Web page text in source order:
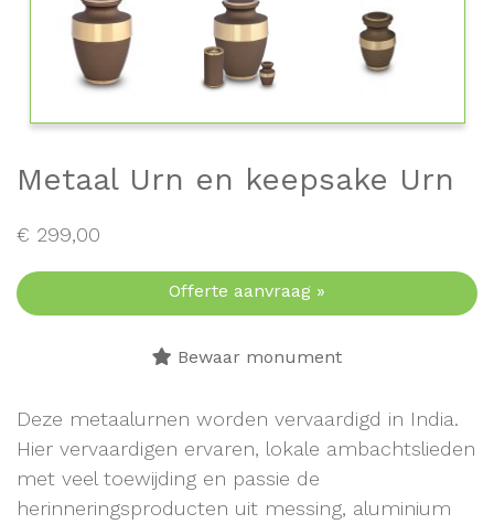
Metaal Urn en keepsake Urn
€ 299,00
Offerte aanvraag »
Bewaar monument
Deze metaalurnen worden vervaardigd in India.
Hier vervaardigen ervaren, lokale ambachtslieden
met veel toewijding en passie de
herinneringsproducten uit messing, aluminium